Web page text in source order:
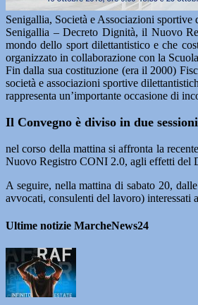
Senigallia, Società e Associazioni
Senigallia – Decreto Dignità, il Nuovo
mondo dello sport dilettantistico e che
organizzato in collaborazione con la
Fin dalla sua costituzione (era il 2000)
società e associazioni sportive
rappresenta un’importante occasione di
Il Convegno è diviso in due
nel corso della mattina si affronta la
Nuovo Registro CONI 2.0, agli effetti del
A seguire, nella mattina di sabato 20,
avvocati, consulenti del lavoro) interessati
Ultime notizie MarcheNews24